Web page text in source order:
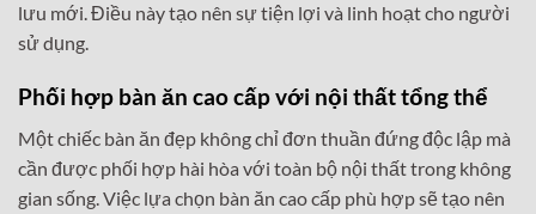
lưu mới. Điều này tạo nên sự tiện lợi và linh hoạt cho người
sử dụng.
Phối hợp bàn ăn cao cấp với nội thất tổng thể
Một chiếc bàn ăn đẹp không chỉ đơn thuần đứng độc lập mà
cần được phối hợp hài hòa với toàn bộ nội thất trong không
gian sống. Việc lựa chọn bàn ăn cao cấp phù hợp sẽ tạo nên